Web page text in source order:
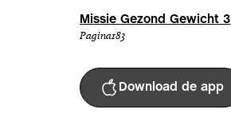
Missie Gezond Gewicht 3
Pagina183
Download de app